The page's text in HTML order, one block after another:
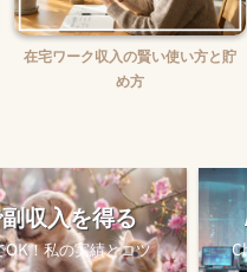
在宅ワーク収入の賢い使い方と貯
め方
収入を得る
OK！私の実績とコツ